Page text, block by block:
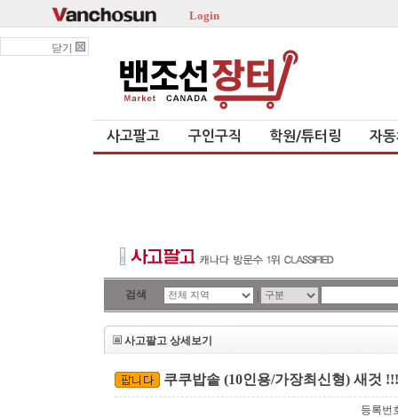
Login
닫기
사고팔고 구인구직 학원/튜터링 자
검색 |
사고팔고 상세보기
쿠쿠밥솥 (10인용/가장최신형) 새것
등록번